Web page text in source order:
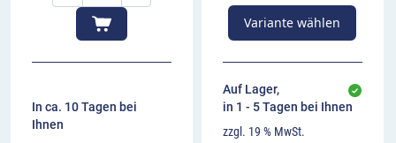
In ca. 10 Tagen bei
Ihnen
Variante wählen
Auf Lager,
in 1 - 5 Tagen bei Ihnen
zzgl. 19 % MwSt.